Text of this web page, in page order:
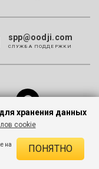
spp@oodji.com
CЛУЖБА ПОДДЕРЖКИ
хранения данных
cookie
на
ПОНЯТНО